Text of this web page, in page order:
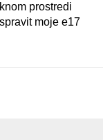
prostredi
moje e17